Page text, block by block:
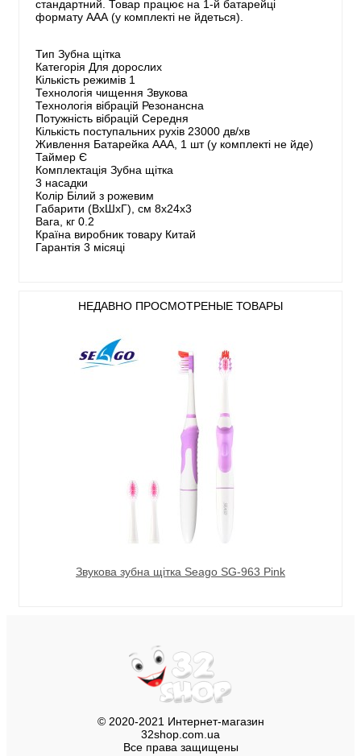
стандартний. Товар працює на 1-й батарейці
формату ААА (у комплекті не йдеться).
Тип Зубна щітка
Категорія Для дорослих
Кількість режимів 1
Технологія чищення Звукова
Технологія вібрацій Резонансна
Потужність вібрацій Середня
Кількість поступальних рухів 23000 дв/хв
Живлення Батарейка ААА, 1 шт (у комплекті не йде)
Таймер Є
Комплектація Зубна щітка
3 насадки
Колір Білий з рожевим
Габарити (ВхШхГ), см 8х24х3
Вага, кг 0.2
Країна виробник товару Китай
Гарантія 3 місяці
НЕДАВНО ПРОСМОТРЕНЫЕ ТОВАРЫ
Звукова зубна щітка Seago SG-963 Pink
© 2020-2021 Интернет-магазин
32shop.com.ua
Все права защищены